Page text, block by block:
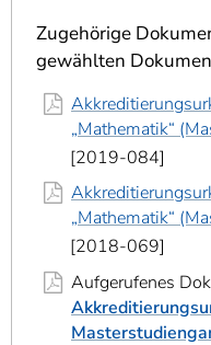
Zugehörige
gewählten
„Mathematik“
2019-084
„Mathematik“
2018-069
Aufgerufenes